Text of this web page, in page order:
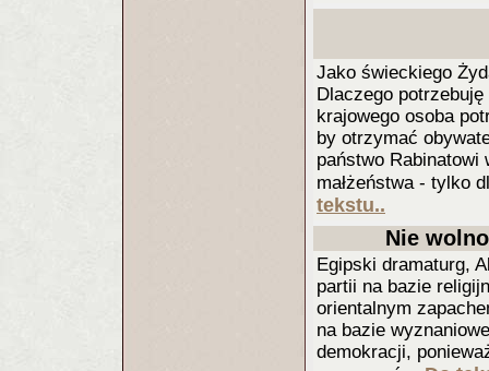
Jako świeckiego
Dlaczego
krajowego osoba
by otrzymać
państwo Rabinatowi
małżeństwa - tylko
tekstu..
Nie
Egipski dramaturg,
partii na bazie
orientalnym
na bazie
demokracji,